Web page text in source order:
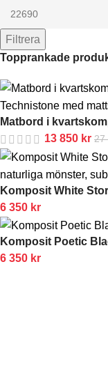
Filtrera
Topprankade
Matbord i
13 850 kr
Komposit White
6 350 kr
Komposit Poetic
6 350 kr